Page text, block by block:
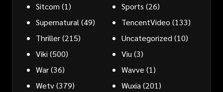
Sitcom (1) Sports (26)
Supernatural (49) TencentVideo (133)
Thriller(215) Uncategorized (10)
Viki (500) Viu (3)
War(36) Wavve (1)
Wetv(379) Wuxia (201)